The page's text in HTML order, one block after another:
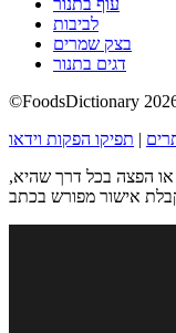
עוף בתנור
לביבות
בצק שמרים
דגים בתנור
תפיקו הפקות וידאו
או הפצה בכל דרך שהיא,
אישור מפורש בכתב